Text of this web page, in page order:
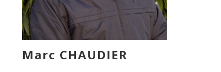
Marc CHAUDIER